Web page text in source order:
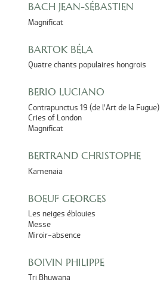
BACH JEAN-SÉBASTIEN
Magnificat
BARTOK BÉLA
Quatre chants populaires hongrois
BERIO LUCIANO
Contrapunctus 19 (de l’Art de la Fugue)
Cries of London
Magnificat
BERTRAND CHRISTOPHE
Kamenaia
BOEUF GEORGES
Les neiges éblouies
Messe
Miroir-absence
BOIVIN PHILIPPE
Tri Bhuwana